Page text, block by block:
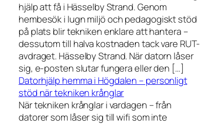
hjälp att få i Hässelby Strand. Genom
hembesök i lugn miljö och pedagogiskt stöd
på plats blir tekniken enklare att hantera –
dessutom till halva kostnaden tack vare RUT-
avdraget. Hässelby Strand. När datorn låser
sig, e-posten slutar fungera eller den […]
Datorhjälp hemma i Högdalen – personligt
stöd när tekniken krånglar
När tekniken krånglar i vardagen – från
datorer som låser sig till wifi som inte